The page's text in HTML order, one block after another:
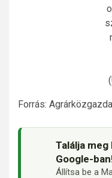
Forrás:
Találja
Google-
Állítsa be a